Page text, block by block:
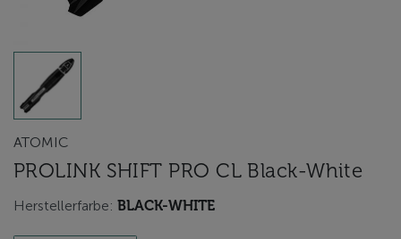
ATOMIC
PROLINK SHIFT PRO CL Black-White
Herstellerfarbe: BLACK-WHITE